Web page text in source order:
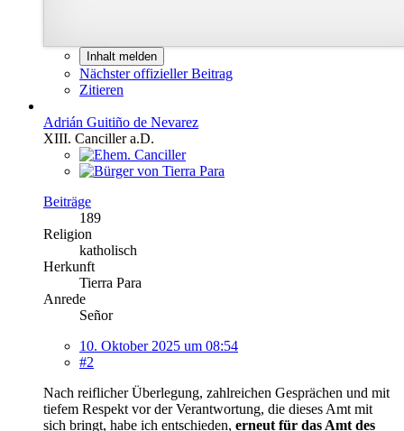
Inhalt melden
Nächster offizieller Beitrag
Zitieren
Adrián Guitiño de Nevarez
XIII. Canciller a.D.
Beiträge
189
Religion
katholisch
Herkunft
Tierra Para
Anrede
Señor
10. Oktober 2025 um 08:54
#2
Nach reiflicher Überlegung, zahlreichen Gesprächen und mit
tiefem Respekt vor der Verantwortung, die dieses Amt mit
sich bringt, habe ich entschieden, erneut für das Amt des